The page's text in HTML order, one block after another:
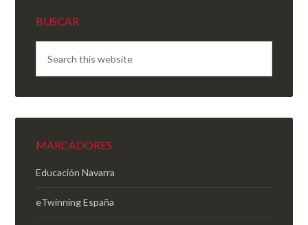
BUSCAR
MARCADORES
Educación Navarra
eTwinning España